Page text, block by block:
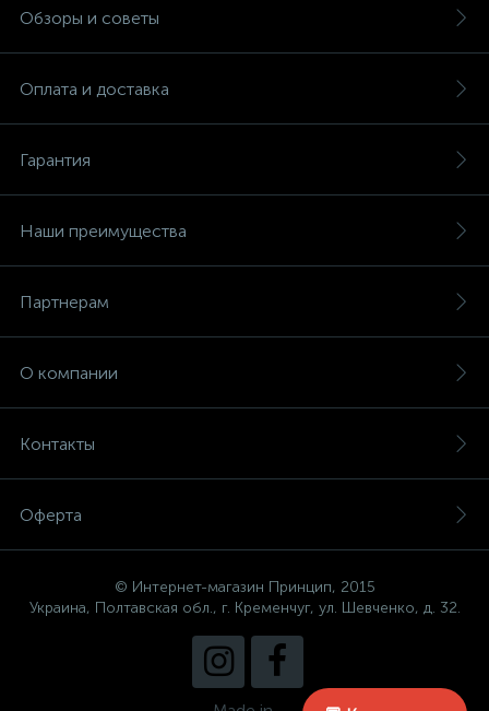
Обзоры и советы
Оплата и доставка
Гарантия
Наши преимущества
Партнерам
О компании
Контакты
Оферта
© Интернет-магазин Принцип, 2015
Украина, Полтавская обл., г. Кременчуг, ул. Шевченко, д. 32.